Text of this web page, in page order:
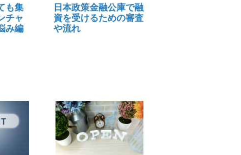
も集
チャ
み編
日本政策金融公庫で融
資を受けるための審査
や流れ